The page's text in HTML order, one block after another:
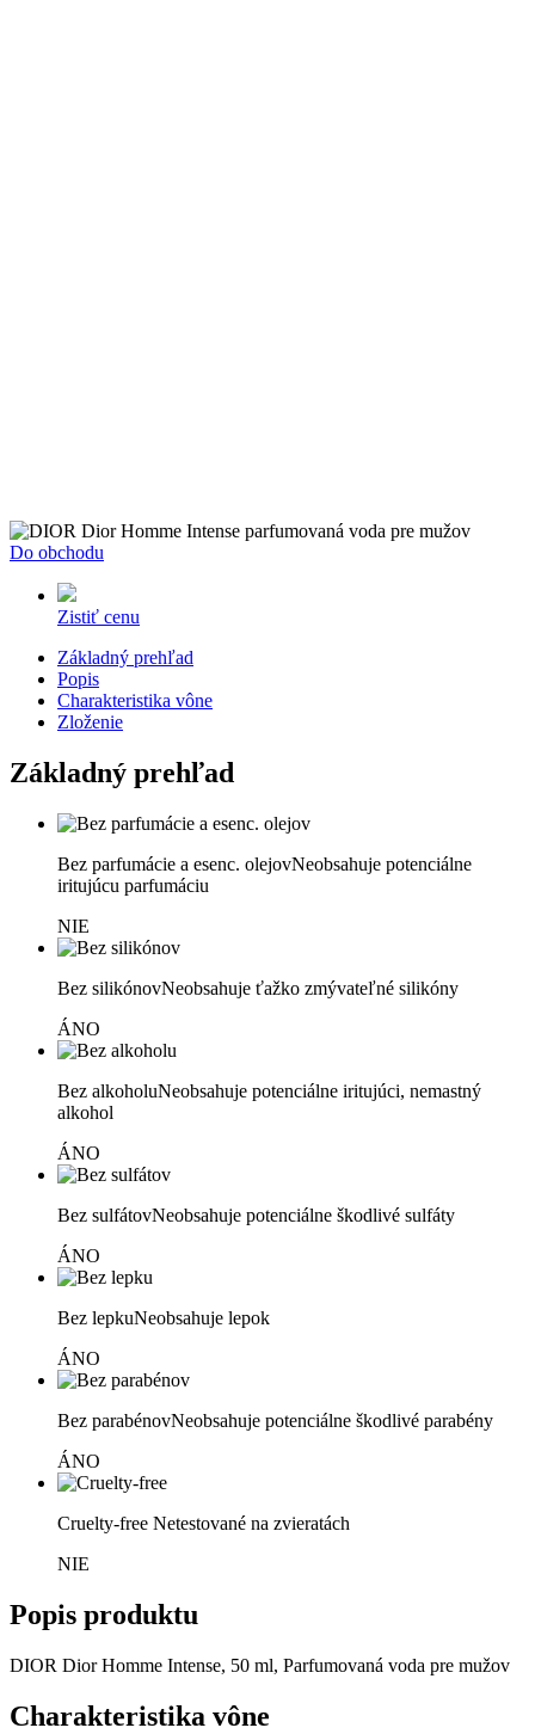
Do obchodu
Zistiť cenu
Základný prehľad
Popis
Charakteristika vône
Zloženie
Základný prehľad
Bez parfumácie a esenc. olejovNeobsahuje potenciálne
iritujúcu parfumáciu
NIE
Bez silikónovNeobsahuje ťažko zmývateľné silikóny
ÁNO
Bez alkoholuNeobsahuje potenciálne iritujúci, nemastný
alkohol
ÁNO
Bez sulfátovNeobsahuje potenciálne škodlivé sulfáty
ÁNO
Bez lepkuNeobsahuje lepok
ÁNO
Bez parabénovNeobsahuje potenciálne škodlivé parabény
ÁNO
Cruelty-free Netestované na zvieratách
NIE
Popis produktu
DIOR Dior Homme Intense, 50 ml, Parfumovaná voda pre mužov
Charakteristika vône